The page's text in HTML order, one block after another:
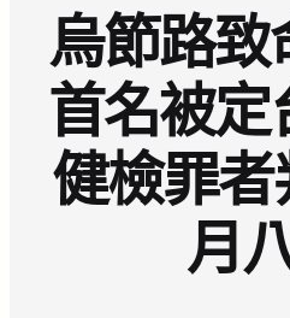
烏節路
首名被
健檢罪者
月